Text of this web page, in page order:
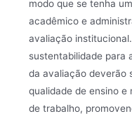
modo que se tenha
acadêmico e
avaliação
sustentabilidade para
da avaliação deverão
qualidade de ensino
de trabalho,